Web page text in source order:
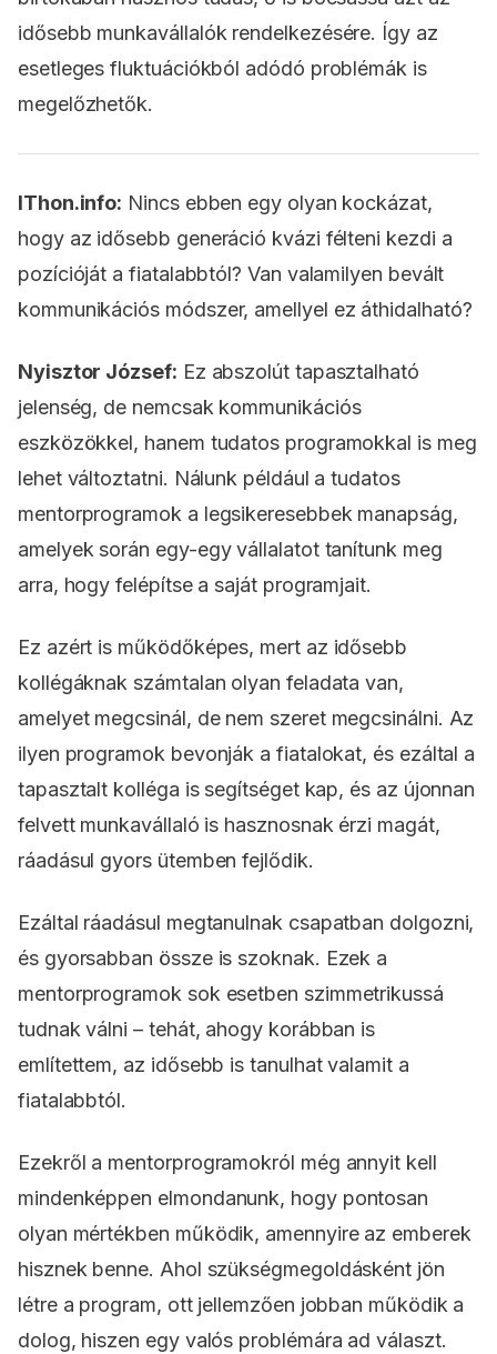
idősebb munkavállalók rendelkezésére. Így az
esetleges fluktuációkból adódó problémák is
megelőzhetők.
IThon.info: Nincs ebben egy olyan kockázat,
hogy az idősebb generáció kvázi félteni kezdi a
pozícióját a fiatalabbtól? Van valamilyen bevált
kommunikációs módszer, amellyel ez áthidalható?
Nyisztor József: Ez abszolút tapasztalható
jelenség, de nemcsak kommunikációs
eszközökkel, hanem tudatos programokkal is meg
lehet változtatni. Nálunk például a tudatos
mentorprogramok a legsikeresebbek manapság,
amelyek során egy-egy vállalatot tanítunk meg
arra, hogy felépítse a saját programjait.
Ez azért is működőképes, mert az idősebb
kollégáknak számtalan olyan feladata van,
amelyet megcsinál, de nem szeret megcsinálni. Az
ilyen programok bevonják a fiatalokat, és ezáltal a
tapasztalt kolléga is segítséget kap, és az újonnan
felvett munkavállaló is hasznosnak érzi magát,
ráadásul gyors ütemben fejlődik.
Ezáltal ráadásul megtanulnak csapatban dolgozni,
és gyorsabban össze is szoknak. Ezek a
mentorprogramok sok esetben szimmetrikussá
tudnak válni – tehát, ahogy korábban is
említettem, az idősebb is tanulhat valamit a
fiatalabbtól.
Ezekről a mentorprogramokról még annyit kell
mindenképpen elmondanunk, hogy pontosan
olyan mértékben működik, amennyire az emberek
hisznek benne. Ahol szükségmegoldásként jön
létre a program, ott jellemzően jobban működik a
dolog, hiszen egy valós problémára ad választ.